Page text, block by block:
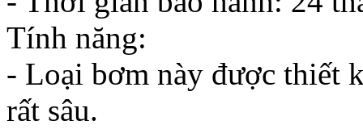
Tính năng:
- Loại bơm này được thiết
rất sâu.